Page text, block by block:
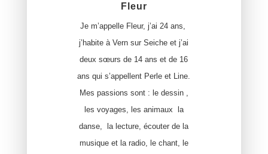
Fleur
Je m’appelle Fleur, j’ai 24 ans,
j’habite à Vern sur Seiche et j’ai
deux sœurs de 14 ans et de 16
ans qui s’appellent Perle et Line.
Mes passions sont : le dessin ,
les voyages, les animaux la
danse, la lecture, écouter de la
musique et la radio, le chant, le